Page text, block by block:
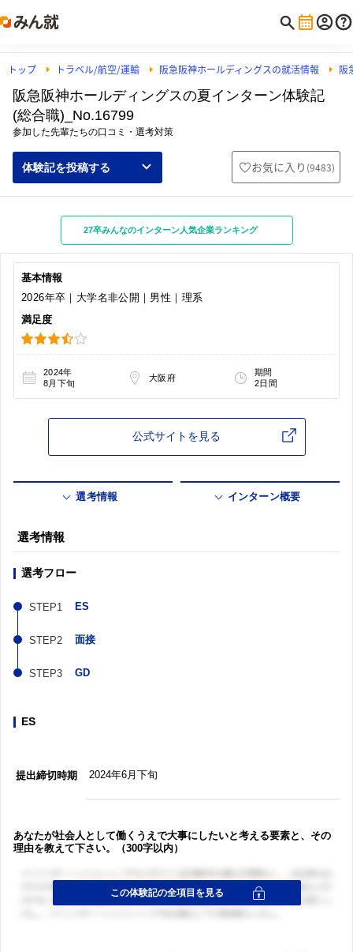
トップ トラベル/航空/運輸 阪急阪神ホールディングスの就活情報 阪
阪急阪神ホールディングスの夏インターン体験記
(総合職)_No.16799
参加した先輩たちの口コミ・選考対策
体験記を投稿する お気に入り (9483)
27卒みんなのインターン人気企業ランキング
基本情報
2026年卒｜大学名非公開｜男性｜理系
満足度
2024年
8月下旬
大阪府
期間
2日間
公式サイトを見る
選考情報 インターン概要
選考情報
選考フロー
ES
面接
GD
ES
提出締切時期 2024年6月下旬
あなたが社会人として働くうえで大事にしたいと考える要素と、その
理由を教えて下さい。（300字以内）